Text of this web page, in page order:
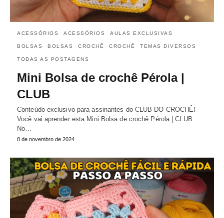
ACESSÓRIOS ACESSÓRIOS AULAS EXCLUSIVAS
BOLSAS BOLSAS CROCHÊ CROCHÊ TEMAS DIVERSOS
TODAS AS POSTAGENS
Mini Bolsa de crochê Pérola |
CLUB
Conteúdo exclusivo para assinantes do CLUB DO CROCHÊ!
Você vai aprender esta Mini Bolsa de crochê Pérola | CLUB.
No…
8 de novembro de 2024